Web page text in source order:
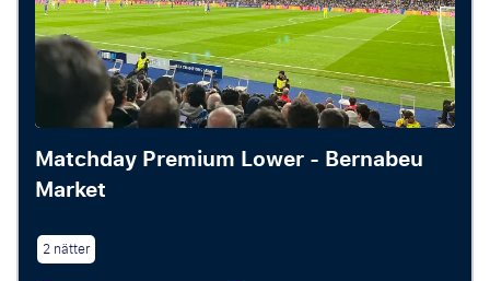
Matchday Premium Lower - Bernabeu
Market
2 nätter